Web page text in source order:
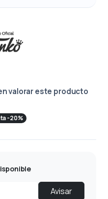
valorar este producto
-20%
Avisar